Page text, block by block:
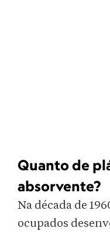
Quanto de
absorvente?
Na década de
ocupados